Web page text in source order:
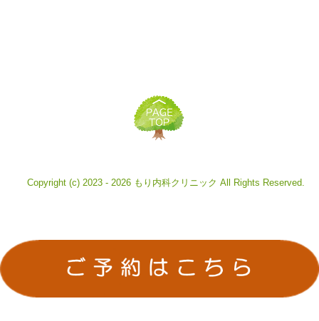
Copyright (c) 2023 - 2026 もり内科クリニック All Rights Reserved.